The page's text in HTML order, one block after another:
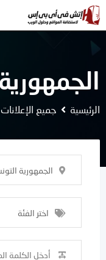
Skip
to
content
الرئيسية جميع الإعلانات
الجمهورية
اختر الفئة